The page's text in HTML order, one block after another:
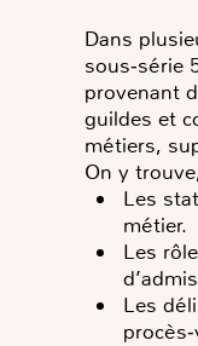
Dans
sous‑série
provenant
guildes et
métiers,
On y
Les
métier.
Les
Les